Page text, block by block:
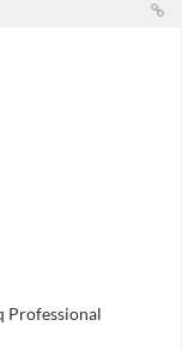
Professional